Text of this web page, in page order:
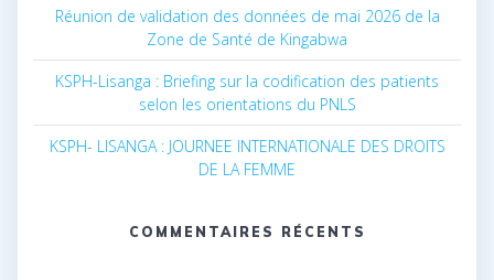
Réunion de validation des données de mai 2026 de la
Zone de Santé de Kingabwa
KSPH-Lisanga : Briefing sur la codification des patients
selon les orientations du PNLS
KSPH- LISANGA : JOURNEE INTERNATIONALE DES DROITS
DE LA FEMME
COMMENTAIRES RÉCENTS